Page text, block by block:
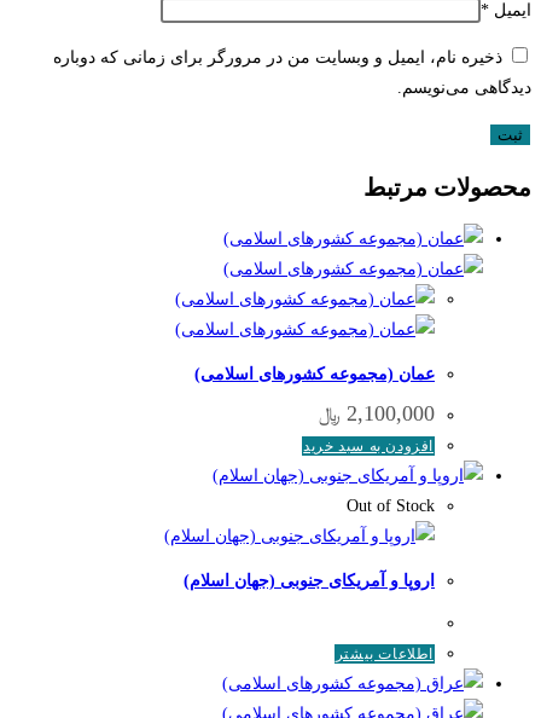
ایمیل *
ذخیره نام، ایمیل و وبسایت من در مرورگر برای زمانی که دوباره
دیدگاهی می‌نویسم.
محصولات مرتبط
عمان (مجموعه کشورهای اسلامی)
2,100,000 ﷼
افزودن به سبد خرید
Out of Stock
اروپا و آمریکای جنوبی (جهان اسلام)
اطلاعات بیشتر